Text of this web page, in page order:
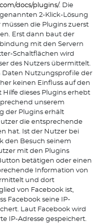
docs/plugins/. Die
2-Klick-Lösung
die Plugins zuerst
Erst dann baut der
mit den Servern
Schaltflächen wird
des Nutzers übermittelt.
Daten Nutzungsprofile der
keinen Einfluss auf den
dieses Plugins erhebt
unserem
der Plugins erhält
die entsprechende
hat. Ist der Nutzer bei
den Besuch seinem
mit den Plugins
betätigen oder einen
Information von
und dort
von Facebook ist,
Facebook seine IP-
Laut Facebook wird
IP-Adresse gespeichert.